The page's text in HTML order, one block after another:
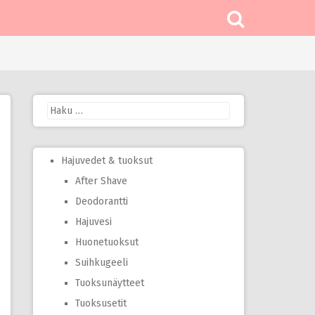
Haku:
Hajuvedet & tuoksut
After Shave
Deodorantti
Hajuvesi
Huonetuoksut
Suihkugeeli
Tuoksunäytteet
Tuoksusetit